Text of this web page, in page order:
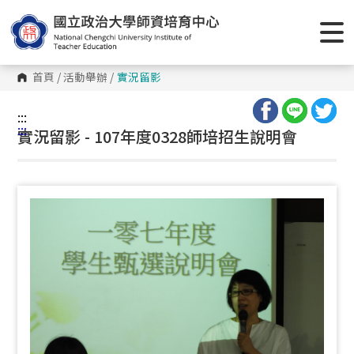
到
主
要
內
容
區 首頁 /活動舉辦 / 實況留影
:::
:::
實況留影 - 107年度0328師培招生說明會